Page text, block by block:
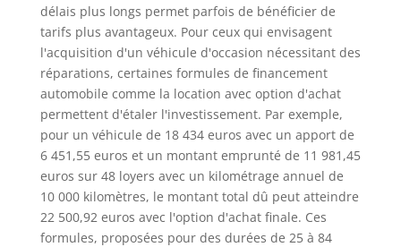
délais plus longs permet parfois de bénéficier de
tarifs plus avantageux. Pour ceux qui envisagent
l'acquisition d'un véhicule d'occasion nécessitant des
réparations, certaines formules de financement
automobile comme la location avec option d'achat
permettent d'étaler l'investissement. Par exemple,
pour un véhicule de 18 434 euros avec un apport de
6 451,55 euros et un montant emprunté de 11 981,45
euros sur 48 loyers avec un kilométrage annuel de
10 000 kilomètres, le montant total dû peut atteindre
22 500,92 euros avec l'option d'achat finale. Ces
formules, proposées pour des durées de 25 à 84